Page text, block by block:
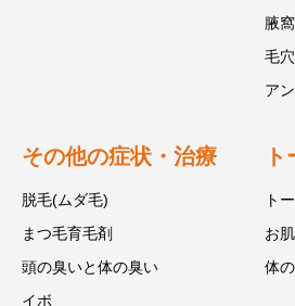
腋
毛
ア
その他の症状・治療
脱毛(ムダ毛)
まつ毛育毛剤
頭の臭いと体の臭い
イボ
ト
お
体